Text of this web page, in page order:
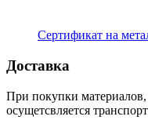
Сертификат на
Доставка
При покупки материалов,
осущетсвляется